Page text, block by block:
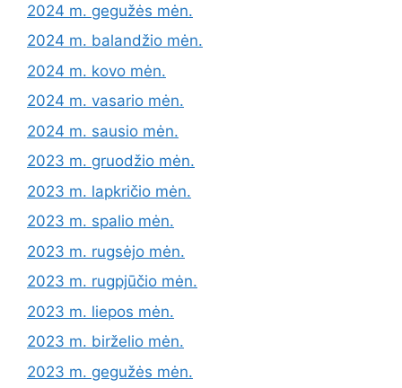
2024 m. gegužės mėn.
2024 m. balandžio mėn.
2024 m. kovo mėn.
2024 m. vasario mėn.
2024 m. sausio mėn.
2023 m. gruodžio mėn.
2023 m. lapkričio mėn.
2023 m. spalio mėn.
2023 m. rugsėjo mėn.
2023 m. rugpjūčio mėn.
2023 m. liepos mėn.
2023 m. birželio mėn.
2023 m. gegužės mėn.